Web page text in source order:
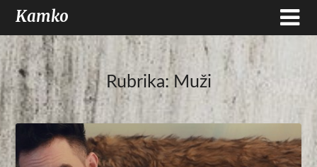
Kamko
Rubrika: Muži